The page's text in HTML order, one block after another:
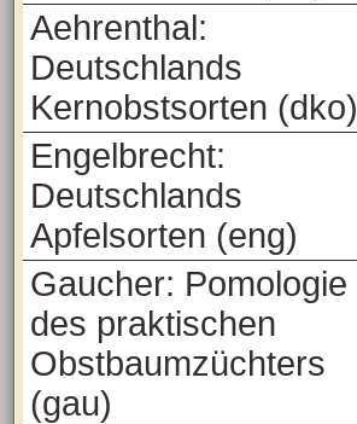
Aehrenthal:
Deutschlands
Kernobstsorten (dko)
Engelbrecht:
Deutschlands
Apfelsorten (eng)
Gaucher: Pomologie
des praktischen
Obstbaumzüchters
(gau)